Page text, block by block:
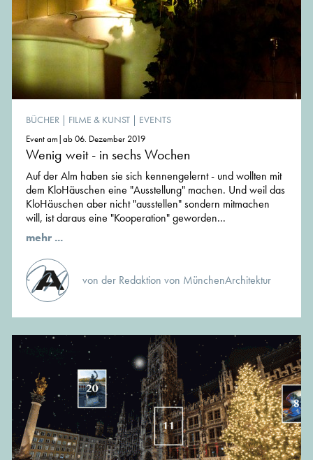
BÜCHER | FILME & KUNST | EVENTS
Event am|ab 06. Dezember 2019
Wenig weit - in sechs Wochen
Auf der Alm haben sie sich kennengelernt - und wollten mit
dem KloHäuschen eine "Ausstellung" machen. Und weil das
KloHäuschen aber nicht "ausstellen" sondern mitmachen
will, ist daraus eine "Kooperation" geworden...
mehr ...
von der Redaktion von MünchenArchitektur